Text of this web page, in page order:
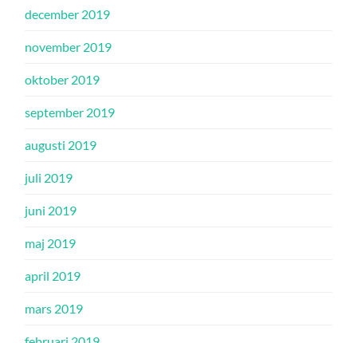
december 2019
november 2019
oktober 2019
september 2019
augusti 2019
juli 2019
juni 2019
maj 2019
april 2019
mars 2019